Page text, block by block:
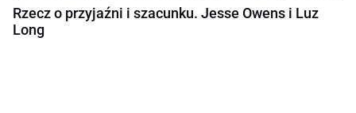
Rzecz o przyjaźni i szacunku. Jesse Owens i Luz
Long